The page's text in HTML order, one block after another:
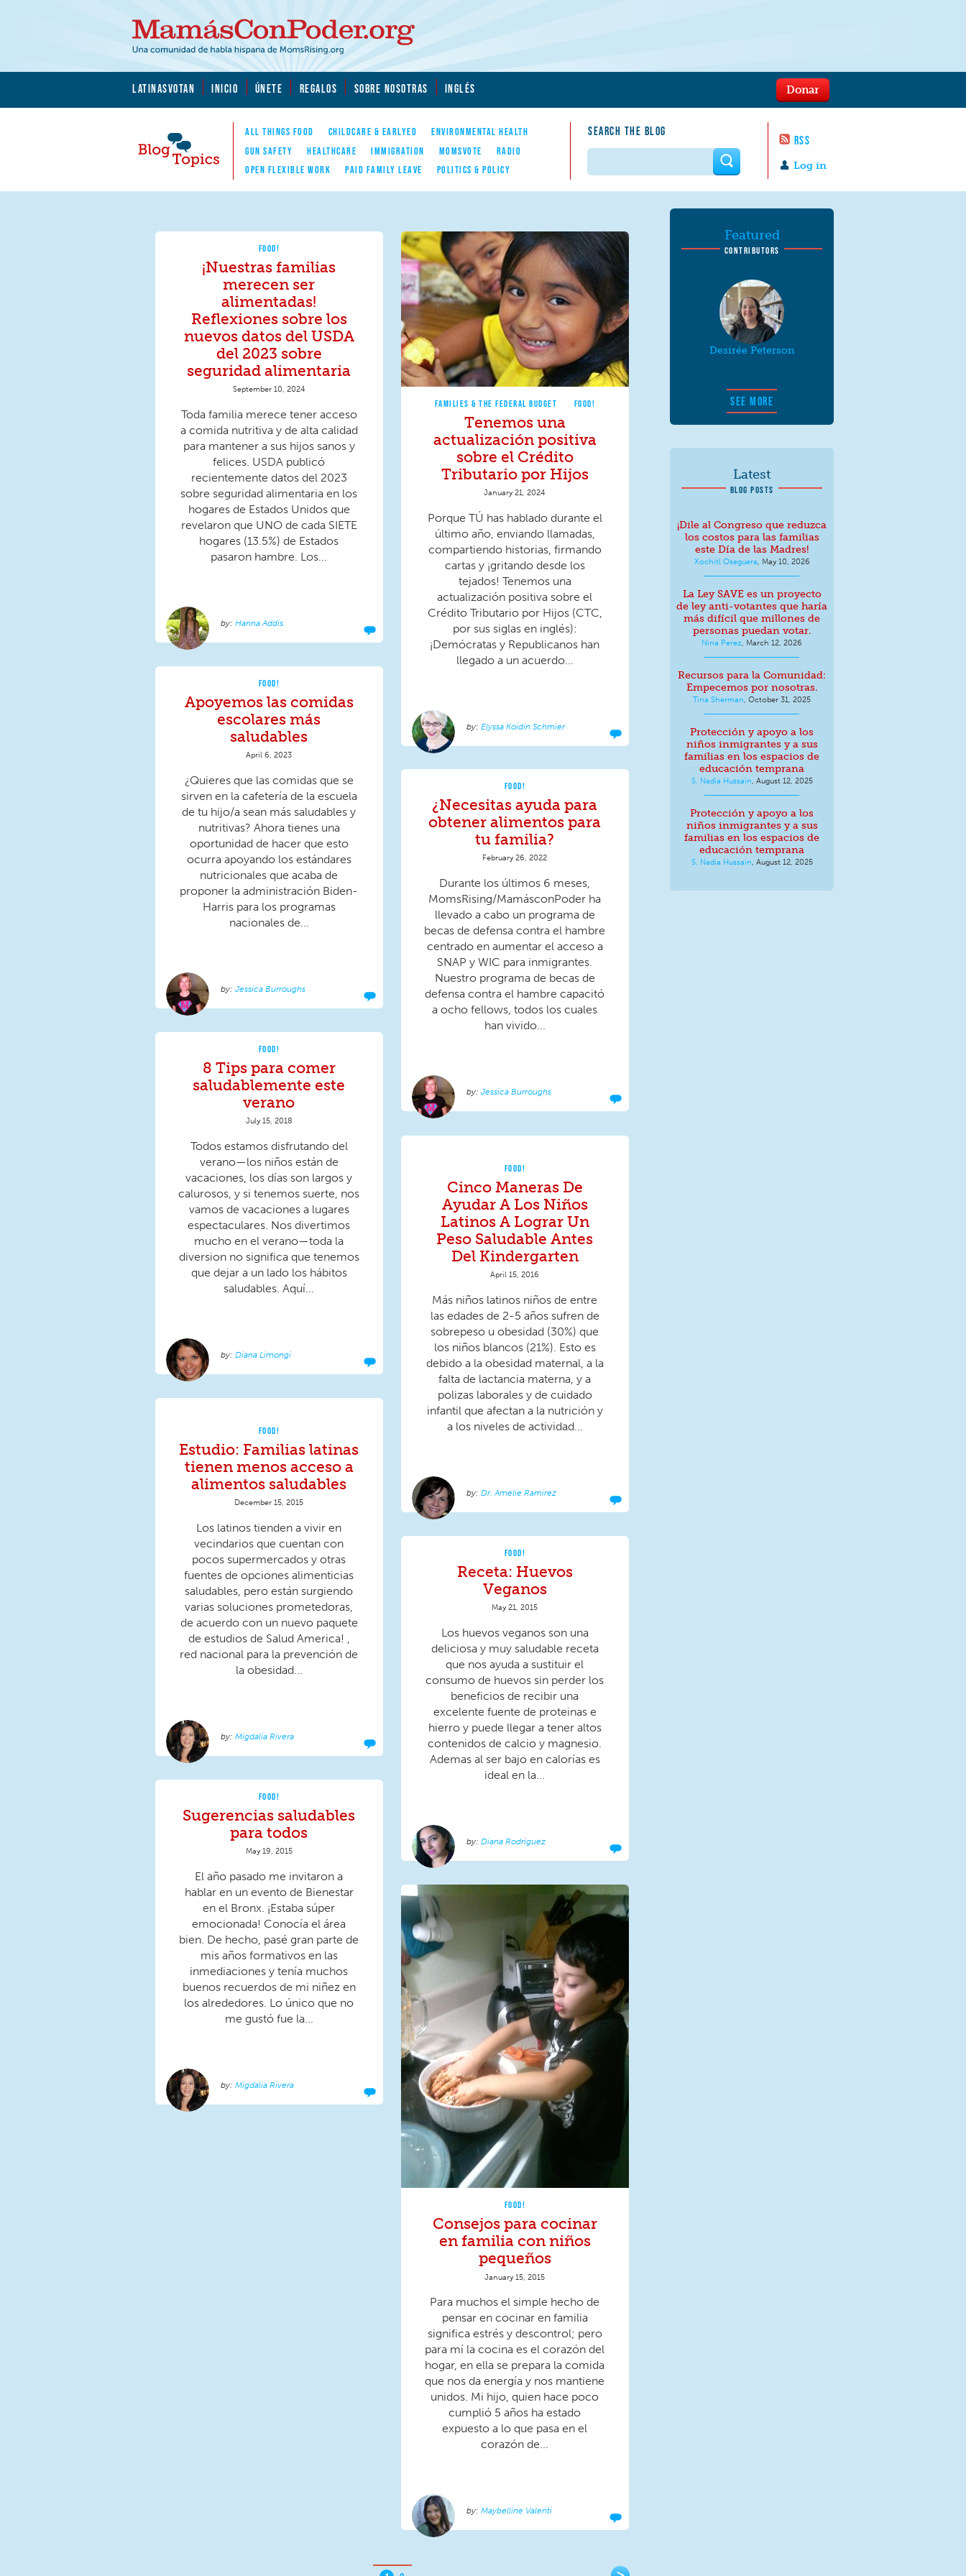
MamásConPoder.org
LATINASVOTAN INICIO ÚNETE REGALOS SOBRE NOSOTRAS INGLÉS
Blog Topics
ALL THINGS FOOD CHILDCARE & EARLYED
ENVIRONMENTAL HEALTH
GUN SAFETY
HEALTHCARE IMMIGRATION MOMSVOTE
RADIO
OPEN FLEXIBLE WORK
PAID FAMILY LEAVE POLITICS & POLICY
SEARCH THE BLOG
RSS
Log in
Donar
Search form
FOOD!
¡Nuestras familias
merecen ser
alimentadas!
Reflexiones sobre los
nuevos datos del USDA
del 2023 sobre
seguridad alimentaria
September 10, 2024
Toda familia merece tener acceso
a comida nutritiva y de alta calidad
para mantener a sus hijos sanos y
felices. USDA publicó
recientemente datos del 2023
sobre seguridad alimentaria en los
hogares de Estados Unidos que
revelaron que UNO de cada SIETE
hogares (13.5%) de Estados
pasaron hambre. Los...
Hanna Addis
FAMILIES & THE FEDERAL BUDGET FOOD!
Tenemos una
actualización positiva
sobre el Crédito
Tributario por Hijos
January 21, 2024
Porque TÚ has hablado durante el
último año, enviando llamadas,
compartiendo historias, firmando
cartas y ¡gritando desde los
tejados! Tenemos una
actualización positiva sobre el
Crédito Tributario por Hijos (CTC,
por sus siglas en inglés):
¡Demócratas y Republicanos han
llegado a un acuerdo...
Elyssa Koidin Schmier
FOOD!
Apoyemos las comidas
escolares más
saludables
April 6, 2023
¿Quieres que las comidas que se
sirven en la cafetería de la escuela
de tu hijo/a sean más saludables y
nutritivas? Ahora tienes una
oportunidad de hacer que esto
ocurra apoyando los estándares
nutricionales que acaba de
proponer la administración Biden-
Harris para los programas
nacionales de...
Jessica Burroughs
FOOD!
¿Necesitas ayuda para
obtener alimentos para
tu familia?
February 26, 2022
Durante los últimos 6 meses,
MomsRising/MamásconPoder ha
llevado a cabo un programa de
becas de defensa contra el hambre
centrado en aumentar el acceso a
SNAP y WIC para inmigrantes.
Nuestro programa de becas de
defensa contra el hambre capacitó
a ocho fellows, todos los cuales
han vivido...
Jessica Burroughs
FOOD!
8 Tips para comer
saludablemente este
verano
July 15, 2018
Todos estamos disfrutando del
verano—los niños están de
vacaciones, los días son largos y
calurosos, y si tenemos suerte, nos
vamos de vacaciones a lugares
espectaculares. Nos divertimos
mucho en el verano—toda la
diversion no significa que tenemos
que dejar a un lado los hábitos
saludables. Aquí...
Diana Limongi
FOOD!
Cinco Maneras De
Ayudar A Los Niños
Latinos A Lograr Un
Peso Saludable Antes
Del Kindergarten
April 15, 2016
Más niños latinos niños de entre
las edades de 2-5 años sufren de
sobrepeso u obesidad (30%) que
los niños blancos (21%). Esto es
debido a la obesidad maternal, a la
falta de lactancia materna, y a
polizas laborales y de cuidado
infantil que afectan a la nutrición y
a los niveles de actividad...
Dr. Amelie Ramirez
FOOD!
Estudio: Familias latinas
tienen menos acceso a
alimentos saludables
December 15, 2015
Los latinos tienden a vivir en
vecindarios que cuentan con
pocos supermercados y otras
fuentes de opciones alimenticias
saludables, pero están surgiendo
varias soluciones prometedoras,
de acuerdo con un nuevo paquete
de estudios de Salud America! ,
red nacional para la prevención de
la obesidad...
Migdalia Rivera
FOOD!
Receta: Huevos
Veganos
May 21, 2015
Los huevos veganos son una
deliciosa y muy saludable receta
que nos ayuda a sustituir el
consumo de huevos sin perder los
beneficios de recibir una
excelente fuente de proteinas e
hierro y puede llegar a tener altos
contenidos de calcio y magnesio.
Ademas al ser bajo en calorías es
ideal en la...
Diana Rodriguez
FOOD!
Sugerencias saludables
para todos
May 19, 2015
El año pasado me invitaron a
hablar en un evento de Bienestar
en el Bronx. ¡Estaba súper
emocionada! Conocía el área
bien. De hecho, pasé gran parte de
mis años formativos en las
inmediaciones y tenía muchos
buenos recuerdos de mi niñez en
los alrededores. Lo único que no
me gustó fue la...
Migdalia Rivera
FOOD!
Consejos para cocinar
en familia con niños
pequeños
January 15, 2015
Para muchos el simple hecho de
pensar en cocinar en familia
significa estrés y descontrol; pero
para mí la cocina es el corazón del
hogar, en ella se prepara la comida
que nos da energía y nos mantiene
unidos. Mi hijo, quien hace poco
cumplió 5 años ha estado
expuesto a lo que pasa en el
corazón de...
Maybelline Valenti
Featured
CONTRIBUTORS
Desirée Peterson
SEE MORE
Latest
BLOG POSTS
¡Dile al Congreso que reduzca
los costos para las familias
este Día de las Madres!
Xochitl Oseguera May 10, 2026
La Ley SAVE es un proyecto
de ley anti-votantes que haría
más difícil que millones de
personas puedan votar.
Nina Perez March 12, 2026
Recursos para la Comunidad:
Empecemos por nosotras.
Tina Sherman October 31, 2025
Protección y apoyo a los
niños inmigrantes y a sus
familias en los espacios de
educación temprana
S. Nadia Hussain August 12, 2025
Protección y apoyo a los
niños inmigrantes y a sus
familias en los espacios de
educación temprana
S. Nadia Hussain August 12, 2025